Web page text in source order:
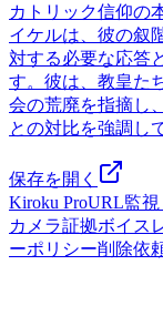
カトリック信仰の
イケルは、彼の叙
対する必要な応答
す。彼は、教皇た
会の荒廃を指摘し
との対比を強調し
保存を開く
Kiroku ProURL監視
カメラ証拠ボイス
ーポリシー削除依